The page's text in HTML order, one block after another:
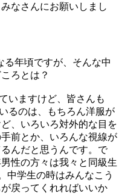
なさんにお願いしまし
年頃ですが、そんな中
ろとは？
いますけど、皆さんも
るのは、もちろん洋服が
、いろいろ対外的な目を
前とか、いろんな視線が
んだと思うんです。で
性の方々は我々と同級生
中学生の時はみんなこう
戻ってくれればいいか